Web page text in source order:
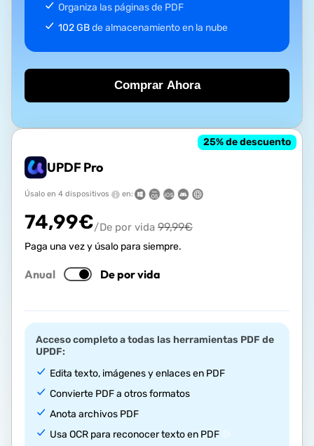
Organiza las páginas de PDF
102 GBde almacenamiento en la nube
Comprar Ahora
UPDF Pro
25% de descuento
Úsalo en 4 dispositivos en:
74,99€/De por vida 99,99€
Paga una vez y úsalo para siempre.
Anual De por vida
Acceso completo a todas las herramientas PDF de
UPDF:
Edita texto, imágenes y enlaces en PDF
Convierte PDF a otros formatos
Anota archivos PDF
Usa OCR para reconocer texto en PDF